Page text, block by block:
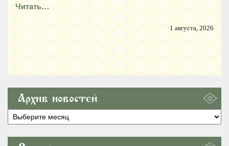
Читать…
1 августа, 2026
Архив новостей
Архив
новостей